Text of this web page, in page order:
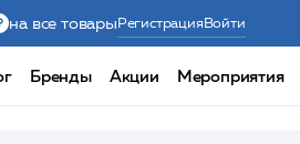
на все товарыРегистрацияВойти
Бренды Акции Мероприятия